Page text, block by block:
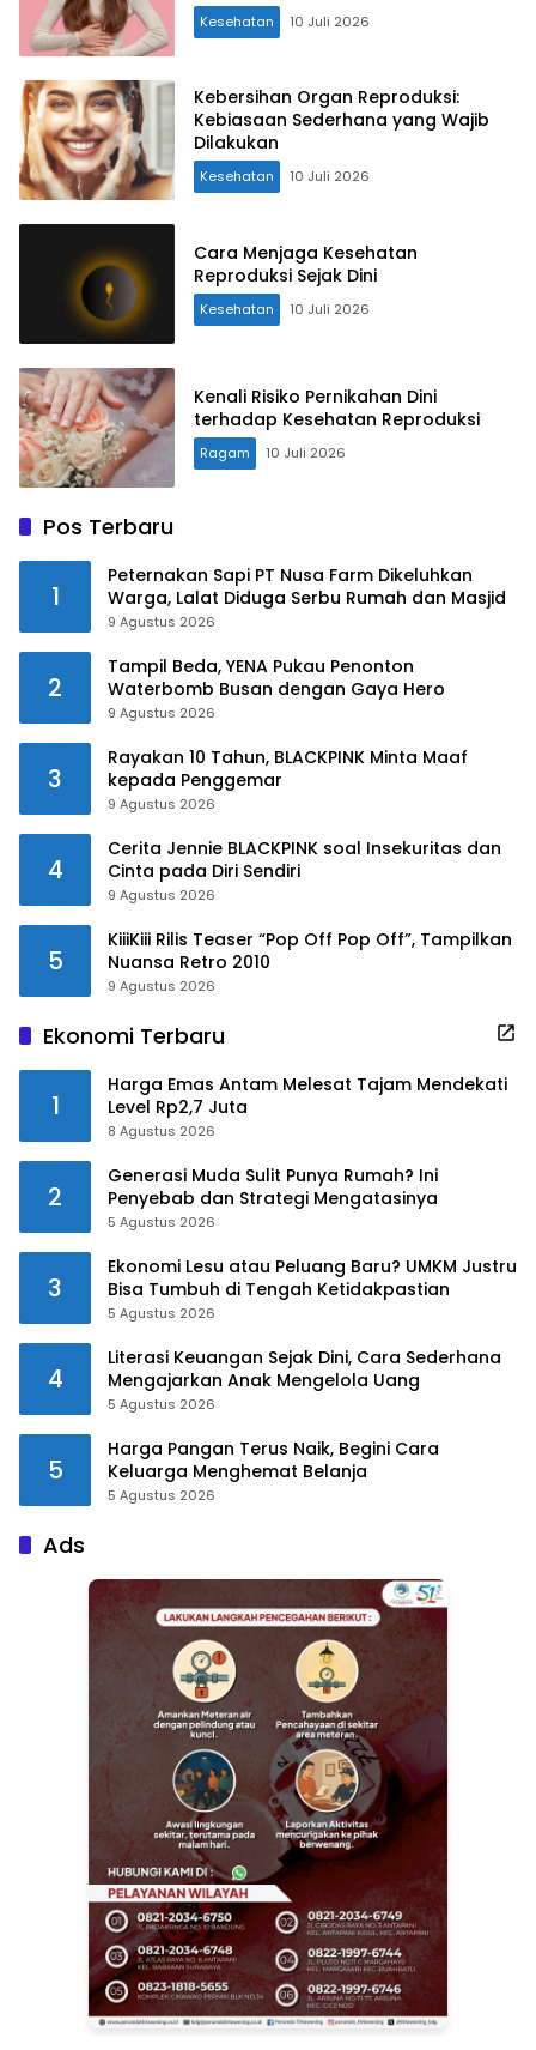
Kesehatan 10 Juli 2026
Kebersihan Organ Reproduksi:
Kebiasaan Sederhana yang Wajib
Dilakukan
Kesehatan 10 Juli 2026
Cara Menjaga Kesehatan
Reproduksi Sejak Dini
Kesehatan 10 Juli 2026
Kenali Risiko Pernikahan Dini
terhadap Kesehatan Reproduksi
Ragam 10 Juli 2026
Pos Terbaru
1
Peternakan Sapi PT Nusa Farm Dikeluhkan
Warga, Lalat Diduga Serbu Rumah dan Masjid
9 Agustus 2026
2
Tampil Beda, YENA Pukau Penonton
Waterbomb Busan dengan Gaya Hero
9 Agustus 2026
3
Rayakan 10 Tahun, BLACKPINK Minta Maaf
kepada Penggemar
9 Agustus 2026
4
Cerita Jennie BLACKPINK soal Insekuritas dan
Cinta pada Diri Sendiri
9 Agustus 2026
5
KiiiKiii Rilis Teaser “Pop Off Pop Off”, Tampilkan
Nuansa Retro 2010
9 Agustus 2026
Ekonomi Terbaru
1
Harga Emas Antam Melesat Tajam Mendekati
Level Rp2,7 Juta
8 Agustus 2026
2
Generasi Muda Sulit Punya Rumah? Ini
Penyebab dan Strategi Mengatasinya
5 Agustus 2026
3
Ekonomi Lesu atau Peluang Baru? UMKM Justru
Bisa Tumbuh di Tengah Ketidakpastian
5 Agustus 2026
4
Literasi Keuangan Sejak Dini, Cara Sederhana
Mengajarkan Anak Mengelola Uang
5 Agustus 2026
5
Harga Pangan Terus Naik, Begini Cara
Keluarga Menghemat Belanja
5 Agustus 2026
Ads